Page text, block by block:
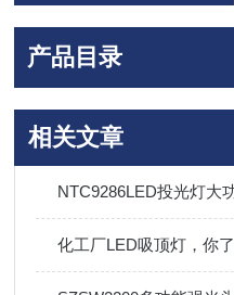
产品目录
相关文章